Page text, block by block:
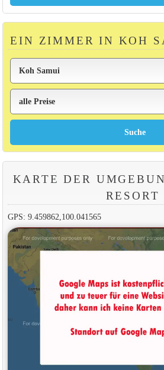
EIN ZIMMER IN KOH
KARTE DER
RESORT
GPS: 9.459862,100.041565